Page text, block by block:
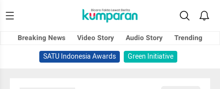
Breaking News Video Story Audio Story
Trending
SATU Indonesia Awards
Green Initiative